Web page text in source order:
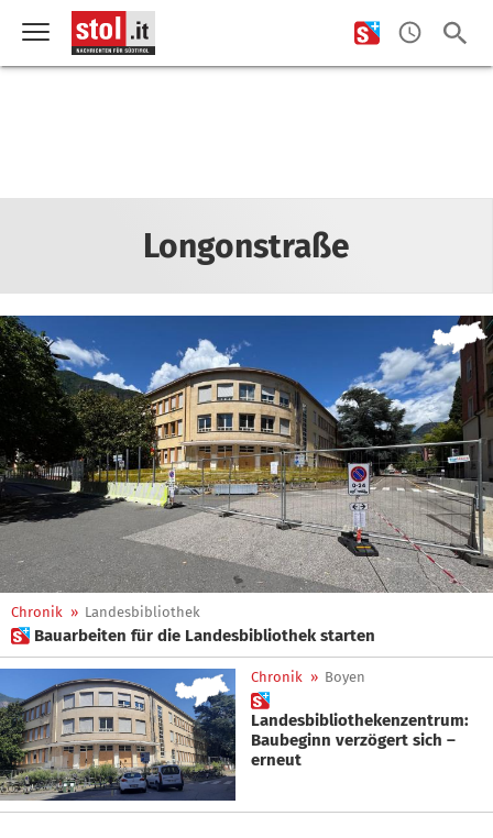
Longonstraße
Chronik » Landesbibliothek
 Bauarbeiten für die Landesbibliothek starten
Chronik » Boyen

Landesbibliothekenzentrum:
Baubeginn verzögert sich –
erneut